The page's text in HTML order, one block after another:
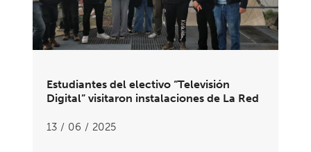
Estudiantes del electivo “Televisión
Digital” visitaron instalaciones de La Red
13 / 06 / 2025